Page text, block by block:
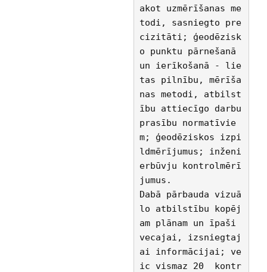
akot uzmērīšanas me
todi, sasniegto pre
cizitāti; ģeodēzisk
o punktu pārnešanā
un ierīkošanā - lie
tas pilnību, mērīša
nas metodi, atbilst
ību attiecīgo darbu
prasību normatīvie
m; ģeodēziskos izpi
ldmērījumus; inženi
erbūvju kontrolmērī
jumus.
Dabā pārbauda vizuā
lo atbilstību kopēj
am plānam un īpaši
vecajai, izsniegtaj
ai informācijai; ve
ic vismaz 20  kontr